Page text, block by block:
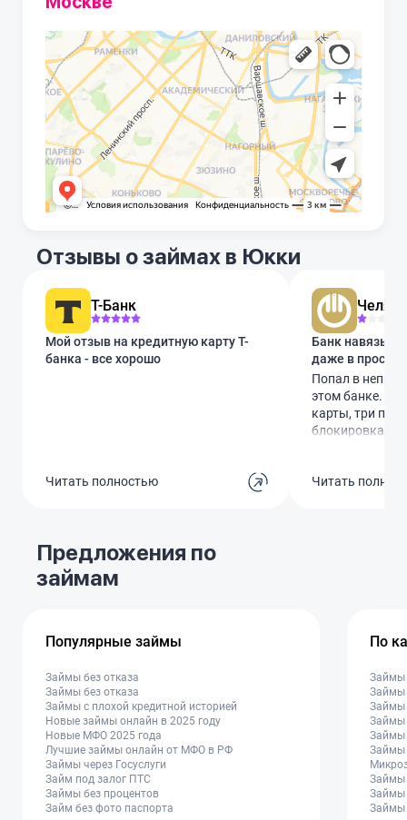
Отзывы о займах в Юкки
Т-Банк
Мой отзыв на кредитную карту Т-
банка - все хорошо
Читать полностью
Банк
даже в
Попал в
этом банке.
карты, три
блокировка.
деньги на
ответ
такие тарифы.
ужасный,
связываться!
Читать
Предложения по
займам
Популярные займы
Займы без отказа
Займы без отказа
Займы с плохой кредитной историей
Новые займы онлайн в 2025 году
Новые МФО 2025 года
Лучшие займы онлайн от МФО в РФ
Займы через Госуслуги
Займ под залог ПТС
Займы без процентов
Займ без фото паспорта
По
Займы
Займы
Займы
Займы
Займы
Займы
Займы
Займы
Займы